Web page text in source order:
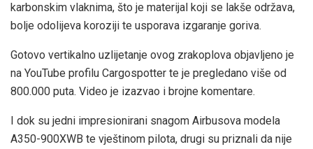
karbonskim vlaknima, što je materijal koji se lakše održava,
bolje odolijeva koroziji te usporava izgaranje goriva.
Gotovo vertikalno uzlijetanje ovog zrakoplova objavljeno je
na YouTube profilu Cargospotter te je pregledano više od
800.000 puta. Video je izazvao i brojne komentare.
I dok su jedni impresionirani snagom Airbusova modela
A350-900XWB te vještinom pilota, drugi su priznali da nije